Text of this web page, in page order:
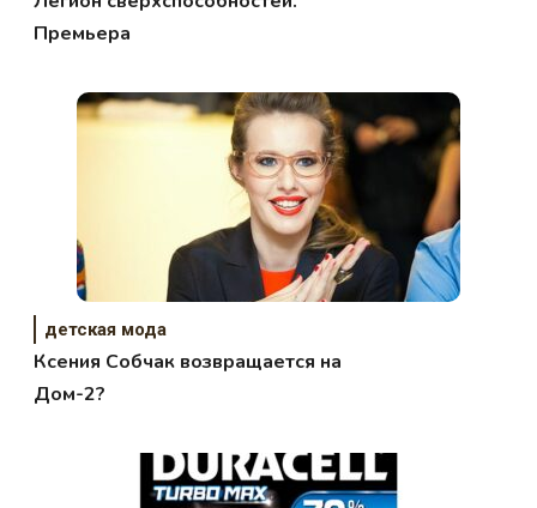
Премьера
детская мода
Ксения Собчак возвращается на
Дом-2?